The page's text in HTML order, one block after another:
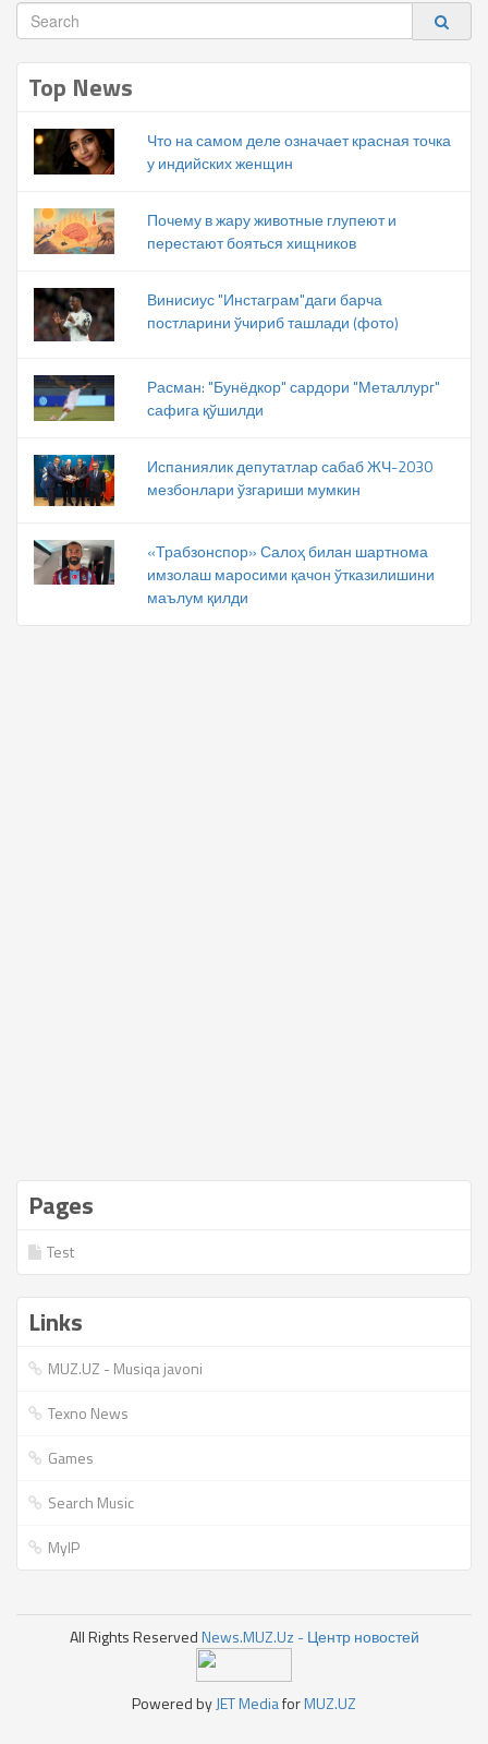
Top News
Что на самом деле означает красная точка
у индийских женщин
Почему в жару животные глупеют и
перестают бояться хищников
Винисиус "Инстаграм"даги барча
постларини ўчириб ташлади (фото)
Расман: "Бунёдкор" сардори "Металлург"
сафига қўшилди
Испаниялик депутатлар сабаб ЖЧ-2030
мезбонлари ўзгариши мумкин
«Трабзонспор» Салоҳ билан шартнома
имзолаш маросими қачон ўтказилишини
маълум қилди
Pages
Test
Links
MUZ.UZ - Musiqa javoni
Texno News
Games
Search Music
MyIP
All Rights ReservedNews.MUZ.Uz - Центр новостей
Powered byJET MediaforMUZ.UZ